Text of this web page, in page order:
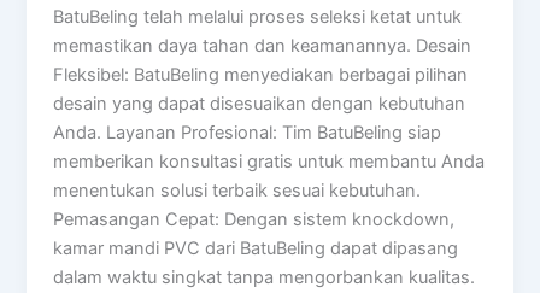
BatuBeling telah melalui proses seleksi ketat untuk
memastikan daya tahan dan keamanannya. Desain
Fleksibel: BatuBeling menyediakan berbagai pilihan
desain yang dapat disesuaikan dengan kebutuhan
Anda. Layanan Profesional: Tim BatuBeling siap
memberikan konsultasi gratis untuk membantu Anda
menentukan solusi terbaik sesuai kebutuhan.
Pemasangan Cepat: Dengan sistem knockdown,
kamar mandi PVC dari BatuBeling dapat dipasang
dalam waktu singkat tanpa mengorbankan kualitas.